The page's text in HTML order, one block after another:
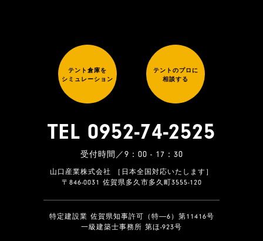
テント倉庫を
シミュレーション
テントのプロに
相談する
TEL 0952-74-2525
受付時間／9：00 - 17：30
山口産業株式会社 ［日本全国対応いたします］
〒846-0031 佐賀県多久市多久町3555-120
特定建設業 佐賀県知事許可（特―6）第11416号
一級建築士事務所 第ほ-923号